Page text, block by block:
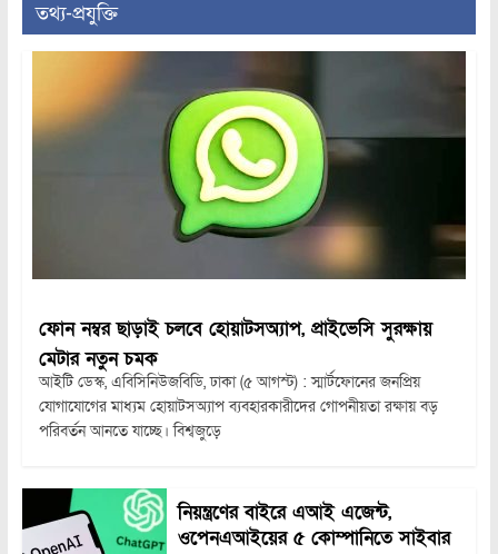
তথ্য-প্রযুক্তি
ফোন নম্বর ছাড়াই চলবে হোয়াটসঅ্যাপ, প্রাইভেসি সুরক্ষায়
মেটার নতুন চমক
আইটি ডেস্ক, এবিসিনিউজবিডি, ঢাকা (৫ আগস্ট) : স্মার্টফোনের জনপ্রিয়
যোগাযোগের মাধ্যম হোয়াটসঅ্যাপ ব্যবহারকারীদের গোপনীয়তা রক্ষায় বড়
পরিবর্তন আনতে যাচ্ছে। বিশ্বজুড়ে
নিয়ন্ত্রণের বাইরে এআই এজেন্ট,
ওপেনএআইয়ের ৫ কোম্পানিতে সাইবার